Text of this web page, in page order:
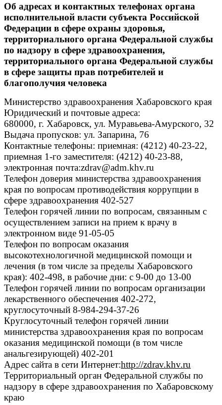
Об адресах и контактных телефонах органа
исполнительной власти субъекта Российской
Федерации в сфере охраны здоровья,
территориального органа Федеральной службы
по надзору в сфере здравоохранения,
территориального органа Федеральной службы
в сфере защиты прав потребителей и
благополучия человека
Министерство здравоохранения Хабаровского края
Юридический и почтовые адреса:
680000, г. Хабаровск, ул. Муравьева-Амурского, 32
Выдача пропусков: ул. Запарина, 76
Контактные телефоны: приемная: (4212) 40-23-22,
приемная 1-го заместителя: (4212) 40-23-88,
электронная почта:zdrav@adm.khv.ru
Телефон доверия министерства здравоохранения
края по вопросам противодействия коррупции в
сфере здравоохранения 402-527
Телефон горячей линии по вопросам, связанным с
осуществлением записи на прием к врачу в
электронном виде 91-05-05
Телефон по вопросам оказания
высокотехнологичной медицинской помощи и
лечения (в том числе за пределы Хабаровского
края): 402-498, в рабочие дни: с 9-00 до 13-00
Телефон горячей линии по вопросам организации
лекарственного обеспечения 402-272,
круглосуточный 8-984-294-37-26
Круглосуточный телефон горячей линии
министерства здравоохранения края по вопросам
оказания медицинской помощи (в том числе
анальгезирующей) 402-201
Адрес сайта в сети Интернет:http://zdrav.khv.ru
Территориальный орган Федеральной службы по
надзору в сфере здравоохранения по Хабаровскому
краю